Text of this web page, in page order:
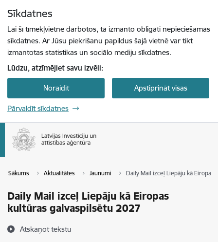
Sīkdatnes
Lai šī tīmekļvietne darbotos, tā izmanto obligāti nepieciešamās
sīkdatnes. Ar Jūsu piekrišanu papildus šajā vietnē var tikt
izmantotas statistikas un sociālo mediju sīkdatnes.
Lūdzu, atzīmējiet savu izvēli:
Noraidīt Apstiprināt visas
Pārvaldīt sīkdatnes
Sākums Aktualitātes Jaunumi Daily Mail izceļ Liepāju kā Eiropas
Daily Mail izceļ Liepāju kā Eiropas
kultūras galvaspilsētu 2027
Atskaņot tekstu